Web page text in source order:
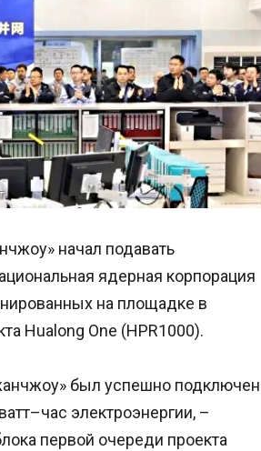
начал подавать
ядерная корпорация
на площадке в
Hualong One (HPR1000).
был успешно подключен
электроэнергии, –
первой очереди проекта